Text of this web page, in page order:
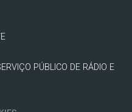
PÚBLICO DE RÁDIO E